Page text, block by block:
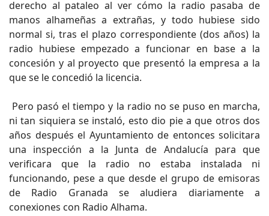
derecho al pataleo al ver cómo la radio pasaba de
manos alhameñas a extrañas, y todo hubiese sido
normal si, tras el plazo correspondiente (dos años) la
radio hubiese empezado a funcionar en base a la
concesión y al proyecto que presentó la empresa a la
que se le concedió la licencia.
Pero pasó el tiempo y la radio no se puso en marcha,
ni tan siquiera se instaló, esto dio pie a que otros dos
años después el Ayuntamiento de entonces solicitara
una inspección a la Junta de Andalucía para que
verificara que la radio no estaba instalada ni
funcionando, pese a que desde el grupo de emisoras
de Radio Granada se aludiera diariamente a
conexiones con Radio Alhama.